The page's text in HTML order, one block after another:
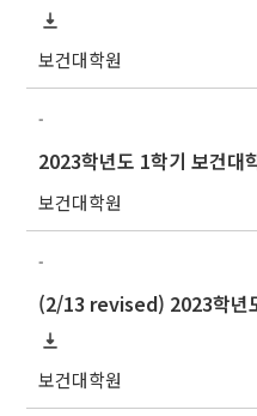
보건대학원
-
2023학년도 1학기 보건대
보건대학원
-
보건대학원